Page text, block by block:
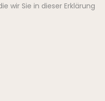
wir Sie in dieser Erklärung